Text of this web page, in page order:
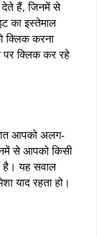
हैं, जिनमें से
का इस्तेमाल
क्लिक करना
पर क्लिक कर रहे
आपको अलग-
से आपको किसी
है। यह सवाल
याद रहता हो।